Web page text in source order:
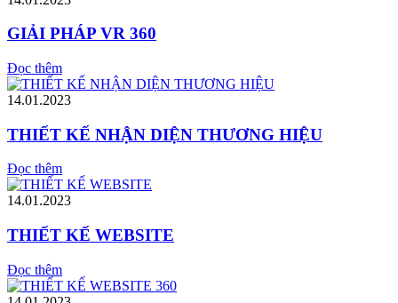
GIẢI PHÁP VR 360
Đọc thêm
14.01.2023
THIẾT KẾ NHẬN DIỆN THƯƠNG HIỆU
Đọc thêm
14.01.2023
THIẾT KẾ WEBSITE
Đọc thêm